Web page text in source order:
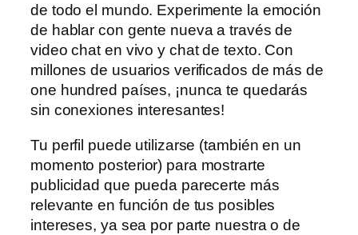
de todo el mundo. Experimente la emoción
de hablar con gente nueva a través de
video chat en vivo y chat de texto. Con
millones de usuarios verificados de más de
one hundred países, ¡nunca te quedarás
sin conexiones interesantes!
Tu perfil puede utilizarse (también en un
momento posterior) para mostrarte
publicidad que pueda parecerte más
relevante en función de tus posibles
intereses, ya sea por parte nuestra o de